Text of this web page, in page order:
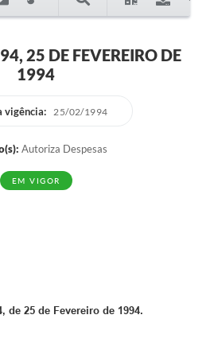
25 DE FEVEREIRO DE
1994
vigência: 25/02/1994
Autoriza Despesas
EM VIGOR
de 25 de Fevereiro de 1994.